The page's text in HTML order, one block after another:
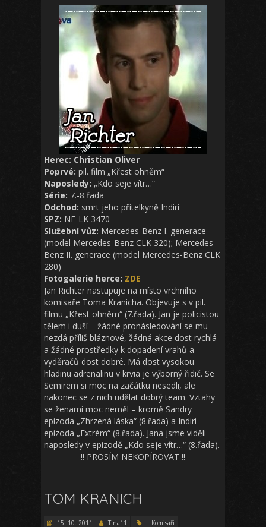
Herec: Christian Oliver
Poprvé: pil. film „Křest ohněm“
Naposledy: „Kdo seje vítr…“
Série: 7.-8.řada
Odchod: smrt jeho přítelkyně Indiri
SPZ: NE-LK 3470
Služební vůz: Mercedes-Benz I. generace
(model Mercedes-Benz CLK 320); Mercedes-
Benz II. generace (model Mercedes-Benz CLK
280)
Fotogalerie herce: ZDE
Jan Richter nastupuje na místo vrchního
komisaře Toma Kranicha. Objevuje s v pil.
filmu „Křest ohněm“ (7.řada). Jan je policistou
tělem i duší – žádné pronásledování se mu
nezdá příliš bláznové, žádná akce dost rychlá
a žádné prostředky k dopadení vrahů a
vyděračů dost dobré. Má dost vysokou
hladinu adrenalinu v krvia je výborný řidič. Se
Semirem si moc na začátku nesedli, ale
nakonec se z nich udělat dobrý team. Vztahy
se ženami moc neměl – kromě Sandry
epizoda „Zhrzená láska“ (8.řada) a Indiri
epizoda „Extrém“ (8.řada). Jana jsme viděli
naposledy v epizodě „Kdo seje vítr…“ (8.řada).
!! PROSÍM NEKOPÍROVAT !!
TOM KRANICH
15. 10. 2011 Tina11 Komisaři